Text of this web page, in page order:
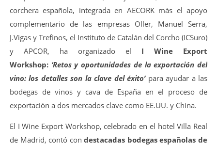
corchera española, integrada en AECORK más el apoyo
complementario de las empresas Oller, Manuel Serra,
J.Vigas y Trefinos, el Instituto de Catalán del Corcho (ICSuro)
y APCOR, ha organizado el I Wine Export
Workshop: ‘Retos y oportunidades de la exportación del
vino: los detalles son la clave del éxito’para ayudar a las
bodegas de vinos y cava de España en el proceso de
exportación a dos mercados clave como EE.UU. y China.
El I Wine Export Workshop, celebrado en el hotel Villa Real
de Madrid, contó condestacadas bodegas españolas de